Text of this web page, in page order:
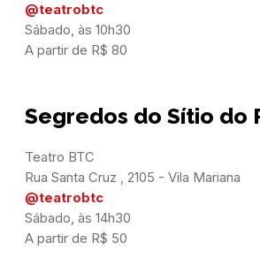
@teatrobtc
Sábado, às 10h30
A partir de R$ 80
Segredos do Sítio do
Teatro BTC
@teatrobtc
Sábado, às 14h30
A partir de R$ 50